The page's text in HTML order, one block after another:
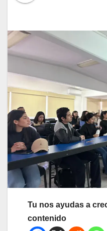
Tu nos ayudas a
contenido